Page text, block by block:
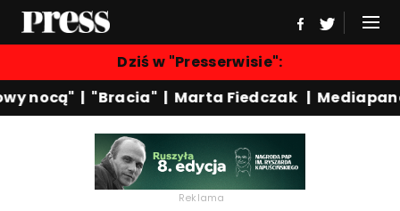
Dziś w "Presserwisie":
nocą" |"Bracia" | Marta Fiedczak |
Reklama